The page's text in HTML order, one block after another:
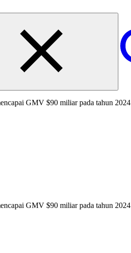
GMV $90 miliar pada tahun 2024
GMV $90 miliar pada tahun 2024